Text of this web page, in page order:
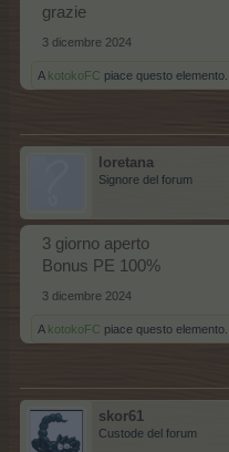
grazie
3 dicembre 2024
A kotokoFC piace questo elemento.
loretana
Signore del forum
3 giorno aperto
Bonus PE 100%
3 dicembre 2024
A kotokoFC piace questo elemento.
skor61
Custode del forum